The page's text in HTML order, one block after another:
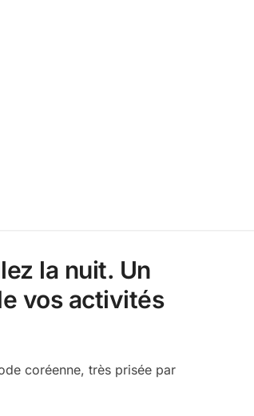
la nuit. Un
vos activités
coréenne, très prisée par